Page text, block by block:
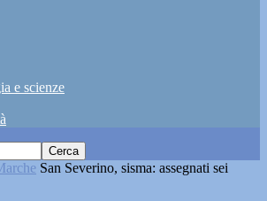
e scienze
San Severino, sisma: assegnati sei